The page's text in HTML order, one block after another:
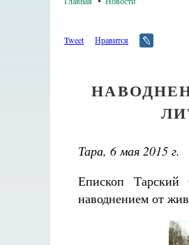
Tweet Нравится
Тара, 6 мая 2015 г.
Епископ
наводнением от